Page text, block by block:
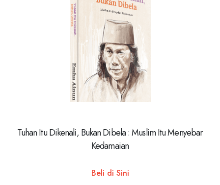
Tuhan Itu Dikenali, Bukan Dibela : Muslim Itu Menyebar
Kedamaian
Beli di Sini